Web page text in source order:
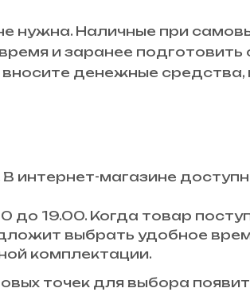
нужна. Наличные при
и заранее
денежные средства,
интернет-магазине
до 19.00. Когда товар
выбрать удобное
комплектации.
точек для выбора